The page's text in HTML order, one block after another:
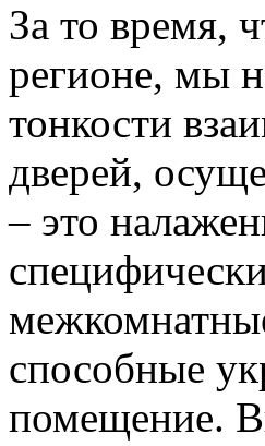
За то время,
регионе, мы
тонкости
дверей,
– это
способные
помещение.